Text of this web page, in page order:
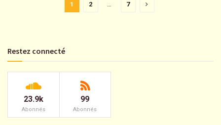
1 2 … 7
Restez connecté
23.9k
Abonnés
99
Abonnés